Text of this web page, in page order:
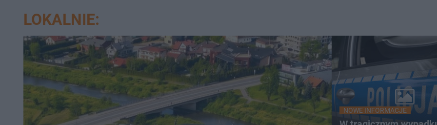
LOKALNIE:
NOWE INFORMACJE